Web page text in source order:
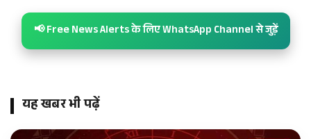
📢 Free News Alerts के लिए WhatsApp Channel से जुड़ें
यह खबर भी पढ़ें